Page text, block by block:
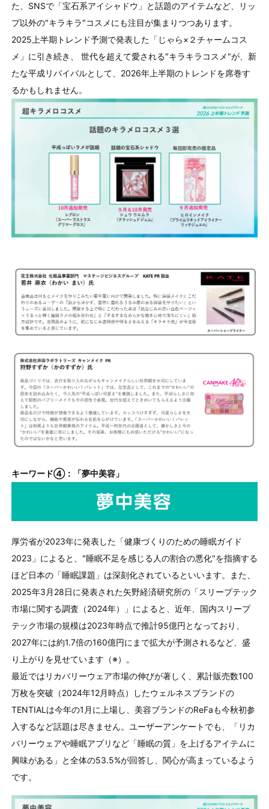
た、 SNSで「宝石系アイシャドウ」と話題のアイテムなど、リッ
プ以外の"キラキラ"コスメにも注目が集まりつつあります。
2025上半期トレンド予測で発表した「じゃら×２チャームコス
メ」に引き続き、 世代を超えて愛される"キラキラコスメ"が、新
たな平成リバイバルとして、 2026年上半期のトレンドを席巻す
るかもしれません。
キーワード④：「夢中美容」
厚労省が2023年に発表した「健康づくりのための睡眠ガイド
2023 」によると、"睡眠不足を感じる人の割合の悪化"を指摘する
ほど日本の「睡眠課題」は深刻化されているといいます。また、
2025年3 月 28日に発表された矢野経済研究所の「スリープテック
市場に関する調査（2024年）」によると、近年、国内スリープ
テック市場の規模は2023年時点で推計95億円となっており、
2027年には約1.7倍の160億円にまで拡大が予測されるなど、盛
り上がりを見せています（※）。
最近ではリカバリーウェア市場の伸びが著しく、累計販売数100
万枚を突破（2024年12月時点）したウェルネスブランドの
TENTIAL は今年の1 月に上場し、美容ブランドのReFaも今秋初参
入するなど話題は尽きません。ユーザーアンケートでも、「リカ
バリーウェアや睡眠アプリなど「睡眠の質」を上げるアイテムに
興味がある」と全体の53.5%が回答し、関心が高まっているよう
です。